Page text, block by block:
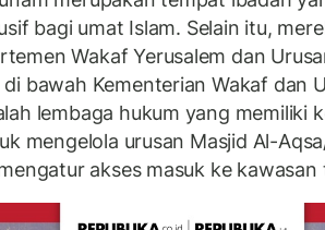
bagi umat Islam. Selain itu,
Wakaf Yerusalem dan
bawah Kementerian Wakaf dan
lembaga hukum yang memiliki
mengelola urusan Masjid Al-
akses masuk ke kawasan